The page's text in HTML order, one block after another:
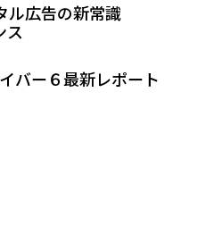
ル広告の新常識
ス
バー６最新レポート